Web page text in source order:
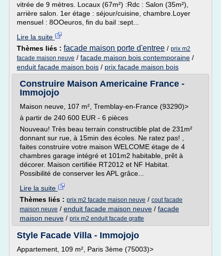
vitrée de 9 mètres. Locaux (67m²) :Rdc : Salon (35m²),
arrière salon. 1er étage : séjour/cuisine, chambre.Loyer
mensuel : 8OOeuros, fin du bail :sept...
Lire la suite
Thèmes liés : facade maison porte d'entree / prix m2
facade maison neuve / facade maison bois contemporaine /
enduit facade maison bois / prix facade maison bois
Construire Maison Americaine France -
Immojojo
Maison neuve, 107 m², Tremblay-en-France (93290)>
à partir de 240 600 EUR - 6 pièces
Nouveau! Très beau terrain constructible plat de 231m²
donnant sur rue, à 15min des écoles. Ne ratez pas! ,
faites construire votre maison WELCOME étage de 4
chambres garage intégré et 101m2 habitable, prêt à
décorer. Maison certifiée RT2012 et NF Habitat.
Possibilité de conserver les APL grâce...
Lire la suite
Thèmes liés : prix m2 facade maison neuve / cout facade
maison neuve / enduit facade maison neuve / facade
maison neuve / prix m2 enduit facade gratte
Style Facade Villa - Immojojo
Appartement, 109 m², Paris 3ème (75003)>